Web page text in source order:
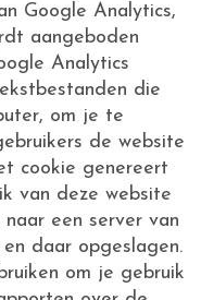
Google Analytics,
aangeboden
Analytics
die
om je te
de website
cookie genereert
van deze website
een server van
daar opgeslagen.
om je gebruik